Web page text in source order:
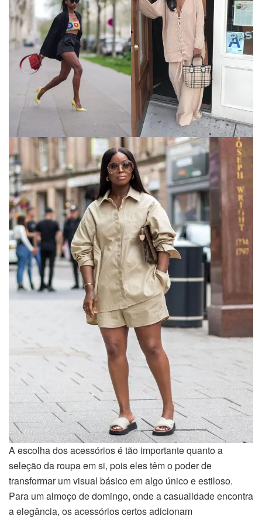
A escolha dos acessórios é tão importante quanto a
seleção da roupa em si, pois eles têm o poder de
transformar um visual básico em algo único e estiloso.
Para um almoço de domingo, onde a casualidade encontra
a elegância, os acessórios certos adicionam